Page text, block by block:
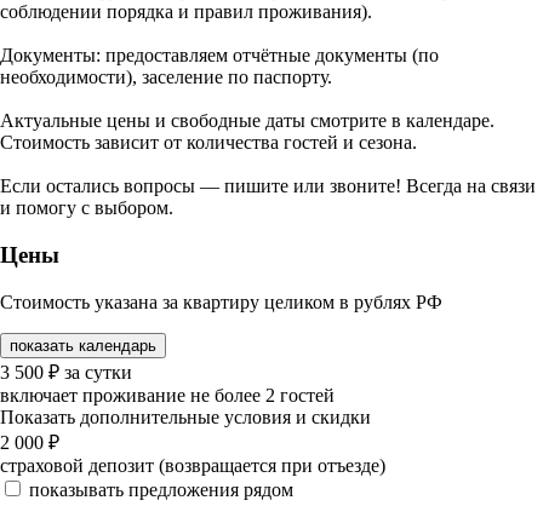
соблюдении порядка и правил проживания).
Документы: предоставляем отчётные документы (по
необходимости), заселение по паспорту.
Актуальные цены и свободные даты смотрите в календаре.
Стоимость зависит от количества гостей и сезона.
Если остались вопросы — пишите или звоните! Всегда на связи
и помогу с выбором.
Цены
Стоимость указана за квартиру целиком в рублях РФ
показать календарь
3 500 ₽ за сутки
включает проживание не более 2 гостей
Показать дополнительные условия и скидки
2 000 ₽
страховой депозит (возвращается при отъезде)
показывать предложения рядом